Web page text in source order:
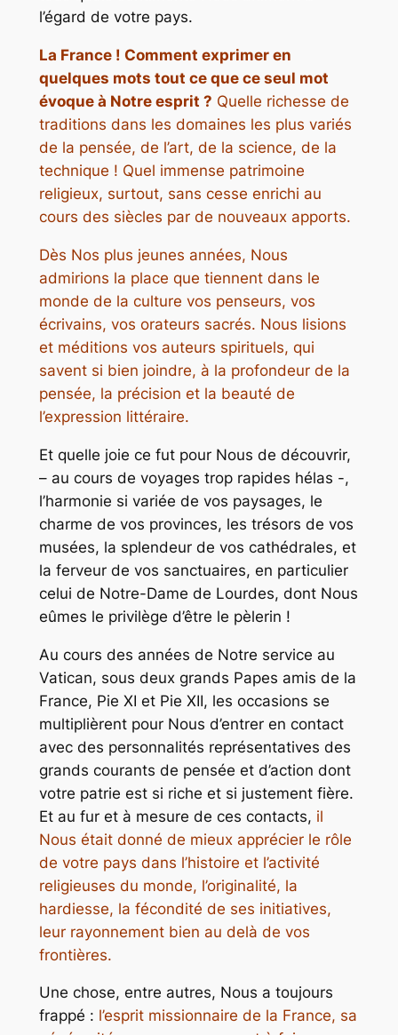
l’égard de votre pays.
La France ! Comment exprimer en
quelques mots tout ce que ce seul mot
évoque à Notre esprit ? Quelle richesse de
traditions dans les domaines les plus variés
de la pensée, de l’art, de la science, de la
technique ! Quel immense patrimoine
religieux, surtout, sans cesse enrichi au
cours des siècles par de nouveaux apports.
Dès Nos plus jeunes années, Nous
admirions la place que tiennent dans le
monde de la culture vos penseurs, vos
écrivains, vos orateurs sacrés. Nous lisions
et méditions vos auteurs spirituels, qui
savent si bien joindre, à la profondeur de la
pensée, la précision et la beauté de
l’expression littéraire.
Et quelle joie ce fut pour Nous de découvrir,
– au cours de voyages trop rapides hélas -,
l’harmonie si variée de vos paysages, le
charme de vos provinces, les trésors de vos
musées, la splendeur de vos cathédrales, et
la ferveur de vos sanctuaires, en particulier
celui de Notre-Dame de Lourdes, dont Nous
eûmes le privilège d’être le pèlerin !
Au cours des années de Notre service au
Vatican, sous deux grands Papes amis de la
France, Pie XI et Pie XII, les occasions se
multiplièrent pour Nous d’entrer en contact
avec des personnalités représentatives des
grands courants de pensée et d’action dont
votre patrie est si riche et si justement fière.
Et au fur et à mesure de ces contacts, il
Nous était donné de mieux apprécier le rôle
de votre pays dans l’histoire et l’activité
religieuses du monde, l’originalité, la
hardiesse, la fécondité de ses initiatives,
leur rayonnement bien au delà de vos
frontières.
Une chose, entre autres, Nous a toujours
frappé : l’esprit missionnaire de la France, sa